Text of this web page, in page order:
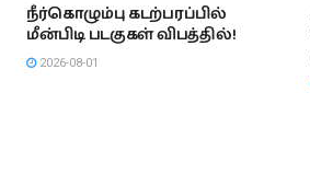
நீர்கொழும்பு கடற்பரப்பில்
மீன்பிடி படகுகள் விபத்தில்!
2026-08-01